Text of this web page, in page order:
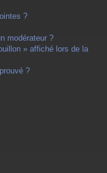
?
modérateur ?
» affiché lors de la
?